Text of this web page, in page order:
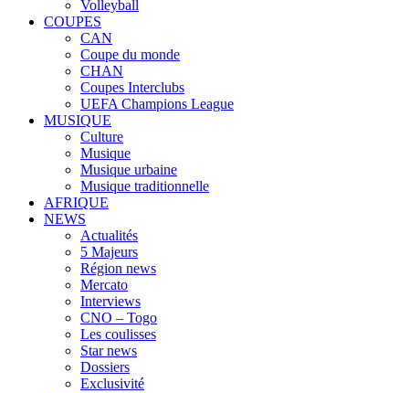
Volleyball
COUPES
CAN
Coupe du monde
CHAN
Coupes Interclubs
UEFA Champions League
MUSIQUE
Culture
Musique
Musique urbaine
Musique traditionnelle
AFRIQUE
NEWS
Actualités
5 Majeurs
Région news
Mercato
Interviews
CNO – Togo
Les coulisses
Star news
Dossiers
Exclusivité